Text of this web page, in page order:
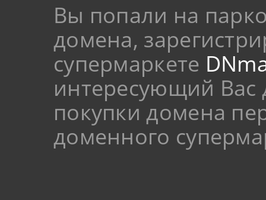
Вы попали на
домена,
супермаркете
интересующий Вас
покупки домена
доменного